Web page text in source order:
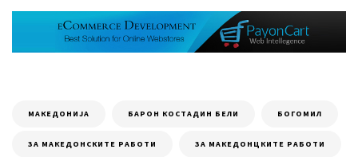
MAКЕДОНИЈА БАРОН КОСТАДИН БЕЛИ БОГОМИЛ
ЗА МАКЕДОНСКИТЕ РАБОТИ ЗА МАКЕДОНЦКИТЕ РАБОТИ